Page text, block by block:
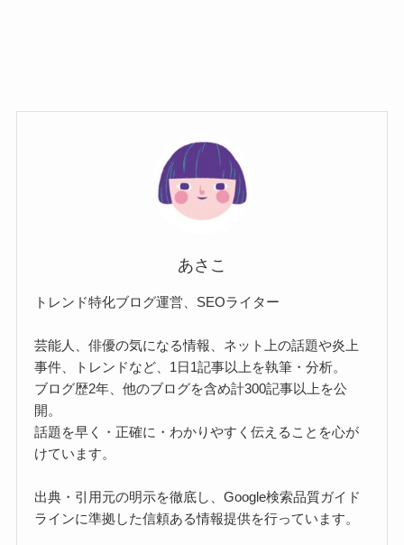
あさこ
トレンド特化ブログ運営、SEOライター
芸能人、俳優の気になる情報、ネット上の話題や炎上
事件、トレンドなど、1日1記事以上を執筆・分析。
ブログ歴2年、他のブログを含め計300記事以上を公
開。
話題を早く・正確に・わかりやすく伝えることを心が
けています。
出典・引用元の明示を徹底し、Google検索品質ガイド
ラインに準拠した信頼ある情報提供を行っています。